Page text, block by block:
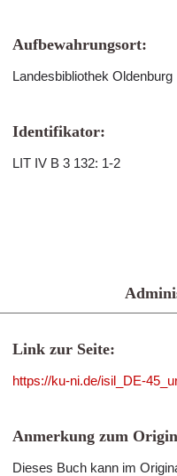
Aufbewahrungsort:
Landesbibliothek Oldenburg
Identifikator:
LIT IV B 3 132: 1-2
Link zur Seite:
https://ku-ni.de/isil_DE-
Anmerkung zum
Dieses Buch kann im